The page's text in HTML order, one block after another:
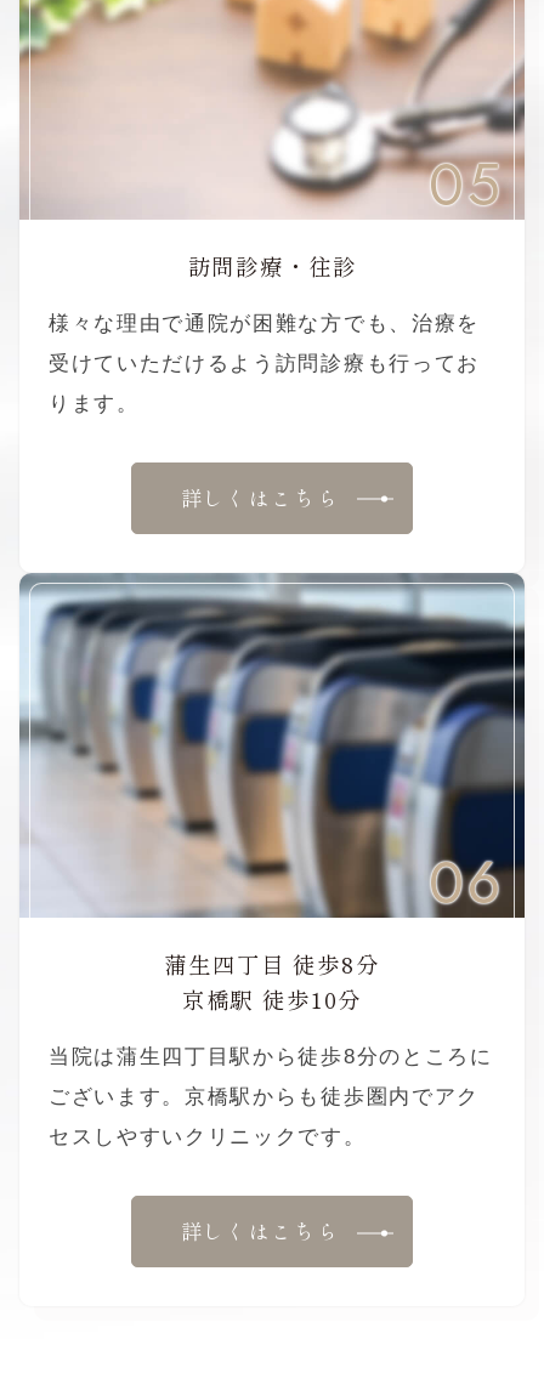
05
訪問診療・往診
様々な理由で通院が困難な方でも、治療を
受けていただけるよう訪問診療も行ってお
ります。
詳しくはこちら
06
蒲生四丁目 徒歩8分
京橋駅 徒歩10分
当院は蒲生四丁目駅から徒歩8分のところに
ございます。京橋駅からも徒歩圏内でアク
セスしやすいクリニックです。
詳しくはこちら